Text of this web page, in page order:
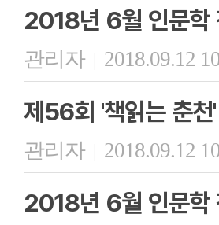
2018년 6월 인문학
관리자 | 2018.09.12
제56회 '책읽는 춘천'
관리자 | 2018.09.12
2018년 6월 인문학